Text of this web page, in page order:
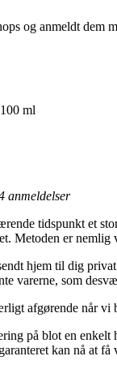
og anmeldt dem
ml
anmeldelser
tidspunkt et
Metoden er
hjem til dig
varerne, som
afgørende når vi
på blot en
kan nå at